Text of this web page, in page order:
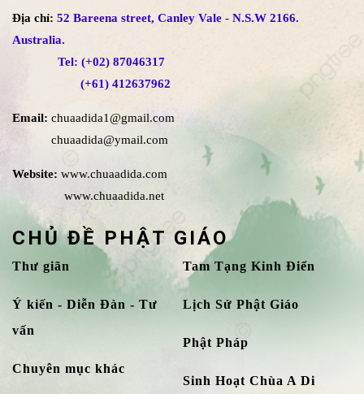
Địa chỉ: 52 Bareena street, Canley Vale - N.S.W 2166.
Australia.
Tel: (+02) 87046317
(+61) 412637962
Email: chuaadida1@gmail.com
chuaadida@ymail.com
Website: www.chuaadida.com
www.chuaadida.net
CHỦ ĐỀ PHẬT GIÁO
Thư giãn
Ý kiến - Diễn Đàn - Tư
vấn
Chuyên mục khác
Tam Tạng Kinh Điển
Lịch Sử Phật Giáo
Phật Pháp
Sinh Hoạt Chùa A Di